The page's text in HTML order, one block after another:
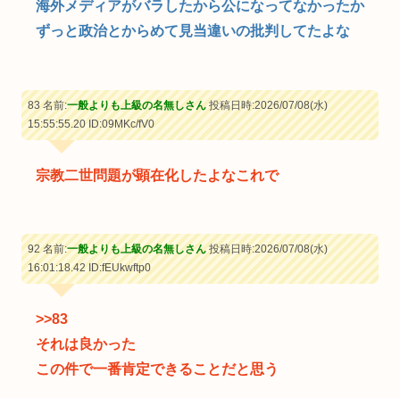
海外メディアがバラしたから公になってなかったか
ずっと政治とからめて見当違いの批判してたよな
83 名前:一般よりも上級の名無しさん投稿日時:2026/07/08(水)
15:55:55.20ID:09MKc/fV0
宗教二世問題が顕在化したよなこれで
92 名前:一般よりも上級の名無しさん投稿日時:2026/07/08(水)
16:01:18.42ID:fEUkwftp0
>>83
それは良かった
この件で一番肯定できることだと思う